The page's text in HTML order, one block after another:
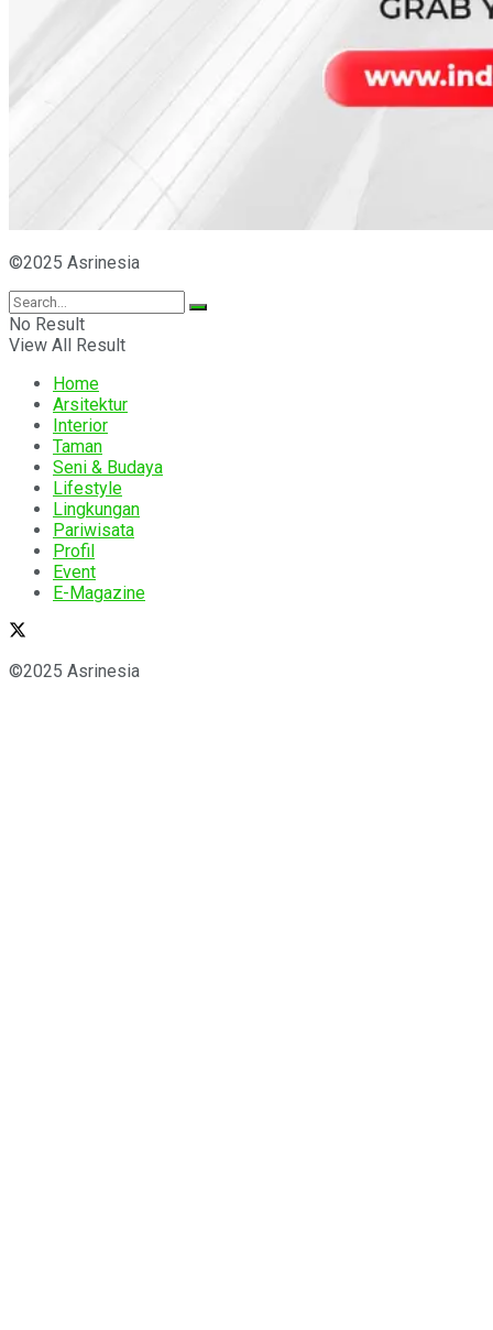
©2025 Asrinesia
No Result
View All Result
Home
Arsitektur
Interior
Taman
Seni & Budaya
Lifestyle
Lingkungan
Pariwisata
Profil
Event
E-Magazine
©2025 Asrinesia